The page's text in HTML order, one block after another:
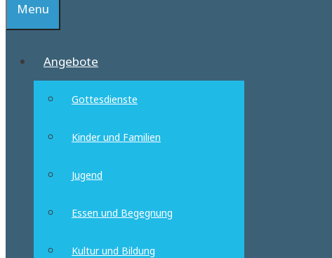
Menu
Angebote
Gottesdienste
Kinder und Familien
Jugend
Essen und Begegnung
Kultur und Bildung